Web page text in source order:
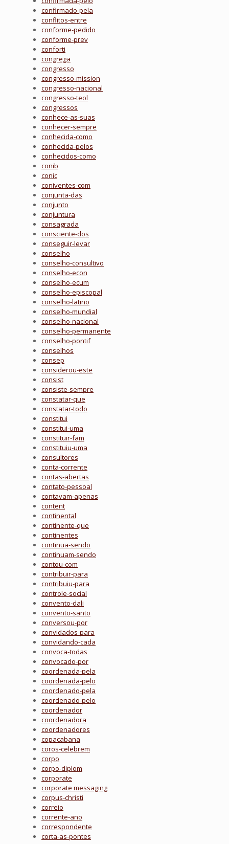
confirmado-pela
conflitos-entre
conforme-pedido
conforme-prev
conforti
congrega
congresso
congresso-mission
congresso-nacional
congresso-teol
congressos
conhece-as-suas
conhecer-sempre
conhecida-como
conhecida-pelos
conhecidos-como
conib
conic
coniventes-com
conjunta-das
conjunto
conjuntura
consagrada
consciente-dos
conseguir-levar
conselho
conselho-consultivo
conselho-econ
conselho-ecum
conselho-episcopal
conselho-latino
conselho-mundial
conselho-nacional
conselho-permanente
conselho-pontif
conselhos
consep
considerou-este
consist
consiste-sempre
constatar-que
constatar-todo
constitui
constitui-uma
constituir-fam
constituiu-uma
consultores
conta-corrente
contas-abertas
contato-pessoal
contavam-apenas
content
continental
continente-que
continentes
continua-sendo
continuam-sendo
contou-com
contribuir-para
contribuiu-para
controle-social
convento-dali
convento-santo
conversou-por
convidados-para
convidando-cada
convoca-todas
convocado-por
coordenada-pela
coordenada-pelo
coordenado-pela
coordenado-pelo
coordenador
coordenadora
coordenadores
copacabana
coros-celebrem
corpo
corpo-diplom
corporate
corporate messaging
corpus-christi
correio
corrente-ano
correspondente
corta-as-pontes